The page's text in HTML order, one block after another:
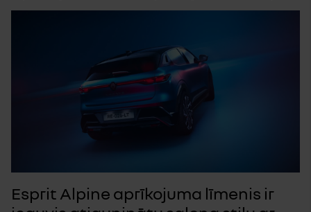
Esprit Alpine aprīkojuma līmenis ir